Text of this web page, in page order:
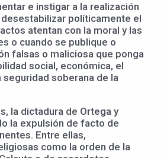
e instigar a la realización
políticamente el
atentan con la moral y las
o cuando se publique o
falsas o maliciosa que ponga
social, económica, el
seguridad soberana de la
la dictadura de Ortega y
la expulsión de facto de
Entre ellas,
como la orden de la